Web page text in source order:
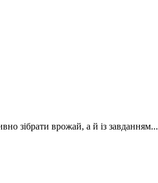
зібрати врожай, а й із завданням...